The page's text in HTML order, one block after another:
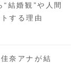
結婚観”や人間
する理由
奈アナが結